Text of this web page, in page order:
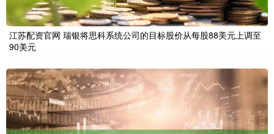
江苏配资官网 瑞银将思科系统公司的目标股价从每股88美元上调至
90美元